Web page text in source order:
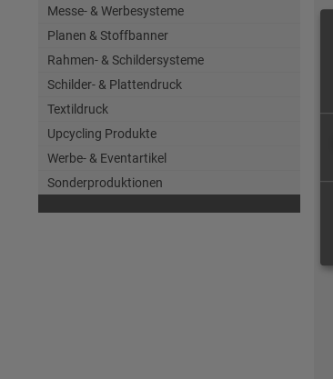
Messe- & Werbesysteme
Planen & Stoffbanner
Rahmen- & Schildersysteme
Schilder- & Plattendruck
Textildruck
Upcycling Produkte
Werbe- & Eventartikel
Sonderproduktionen